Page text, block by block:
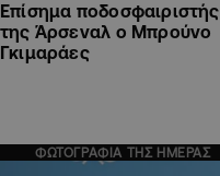
Επίσημα ποδοσφαιριστής
της Άρσεναλ ο Μπρούνο
Γκιμαράες
ΦΩΤΟΓΡΑΦΙΑ ΤΗΣ ΗΜΕΡΑΣ